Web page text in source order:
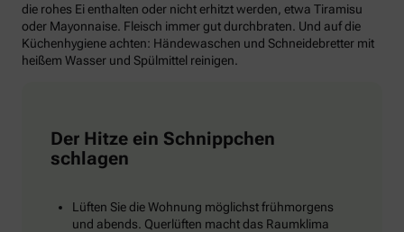
die rohes Ei enthalten oder nicht erhitzt werden, etwa Tiramisu
oder Mayonnaise. Fleisch immer gut durchbraten. Und auf die
Küchenhygiene achten: Händewaschen und Schneidebretter mit
heißem Wasser und Spülmittel reinigen.
Der Hitze ein Schnippchen
schlagen
Lüften Sie die Wohnung möglichst frühmorgens
und abends. Querlüften macht das Raumklima